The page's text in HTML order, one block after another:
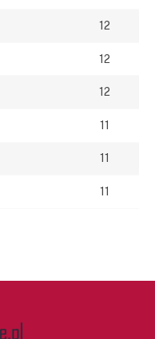
12
12
12
11
11
11